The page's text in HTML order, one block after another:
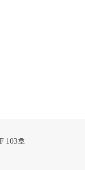
103호